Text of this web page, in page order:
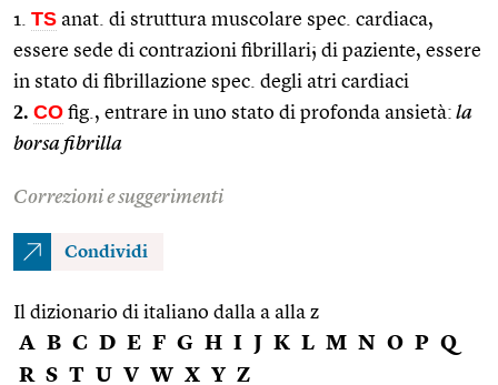
1. TS anat. di struttura muscolare spec. cardiaca,
essere sede di contrazioni fibrillari; di paziente, essere
in stato di fibrillazione spec. degli atri cardiaci
2. CO fig., entrare in uno stato di profonda ansietà: la
borsa fibrilla
Correzioni e suggerimenti
Condividi
Il dizionario di italiano dalla a alla z
A B C D E F G H I J K L M N O P Q
R S T U V W X Y Z